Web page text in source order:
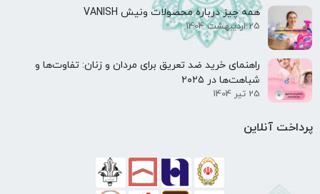
همه‌ چیز درباره محصولات ونیش VANISH
25 اردیبهشت 1404
راهنمای خرید ضد تعریق برای مردان و زنان: تفاوت‌ها و
شباهت‌ها در ۲۰۲۵
25 تیر 1404
پرداخت آنلاین